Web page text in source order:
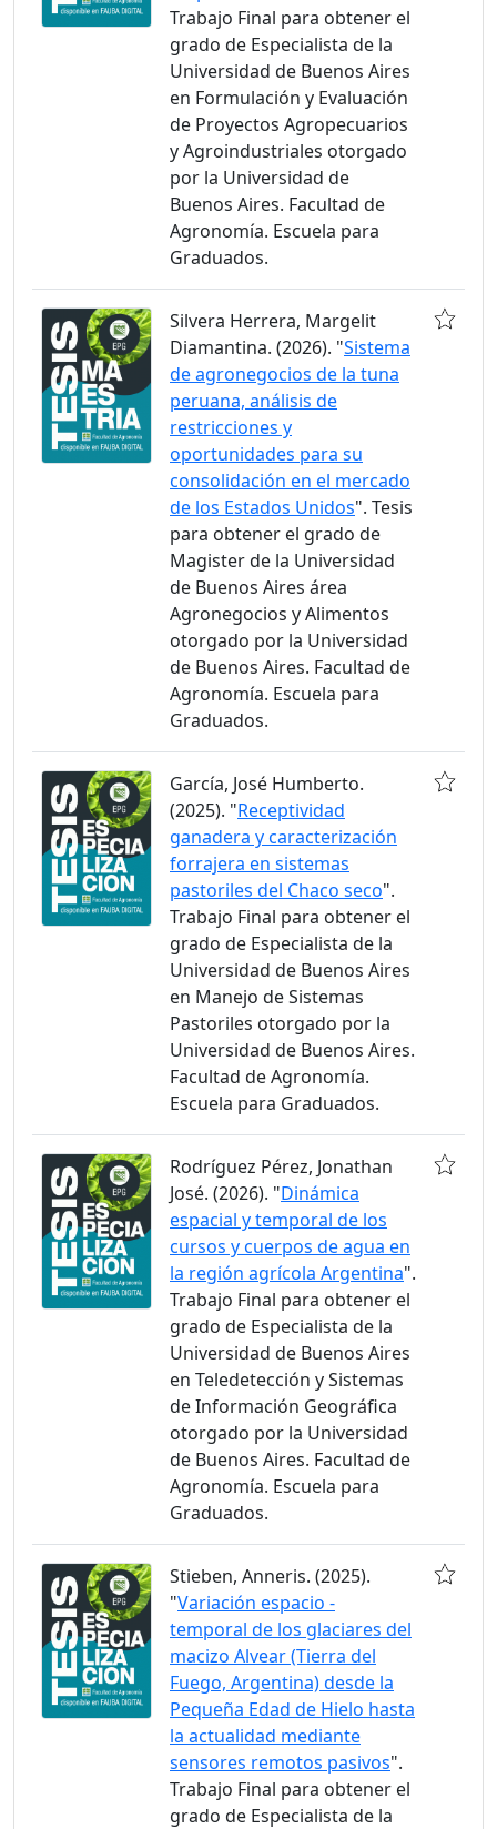
Trabajo Final para obtener el
grado de Especialista de la
Universidad de Buenos Aires
en Formulación y Evaluación
de Proyectos Agropecuarios
y Agroindustriales otorgado
por la Universidad de
Buenos Aires. Facultad de
Agronomía. Escuela para
Graduados.
Silvera Herrera, Margelit
Diamantina. (2026). "Sistema
de agronegocios de la tuna
peruana, análisis de
restricciones y
oportunidades para su
consolidación en el mercado
de los Estados Unidos". Tesis
para obtener el grado de
Magister de la Universidad
de Buenos Aires área
Agronegocios y Alimentos
otorgado por la Universidad
de Buenos Aires. Facultad de
Agronomía. Escuela para
Graduados.
García, José Humberto.
(2025). "Receptividad
ganadera y caracterización
forrajera en sistemas
pastoriles del Chaco seco".
Trabajo Final para obtener el
grado de Especialista de la
Universidad de Buenos Aires
en Manejo de Sistemas
Pastoriles otorgado por la
Universidad de Buenos Aires.
Facultad de Agronomía.
Escuela para Graduados.
Rodríguez Pérez, Jonathan
José. (2026). "Dinámica
espacial y temporal de los
cursos y cuerpos de agua en
la región agrícola Argentina".
Trabajo Final para obtener el
grado de Especialista de la
Universidad de Buenos Aires
en Teledetección y Sistemas
de Información Geográfica
otorgado por la Universidad
de Buenos Aires. Facultad de
Agronomía. Escuela para
Graduados.
Stieben, Anneris. (2025).
"Variación espacio -
temporal de los glaciares del
macizo Alvear (Tierra del
Fuego, Argentina) desde la
Pequeña Edad de Hielo hasta
la actualidad mediante
sensores remotos pasivos".
Trabajo Final para obtener el
grado de Especialista de la